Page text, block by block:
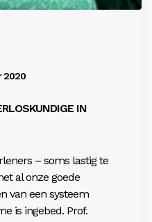
2020
IN
– soms lastig te
al onze goede
van een systeem
is ingebed. Prof.